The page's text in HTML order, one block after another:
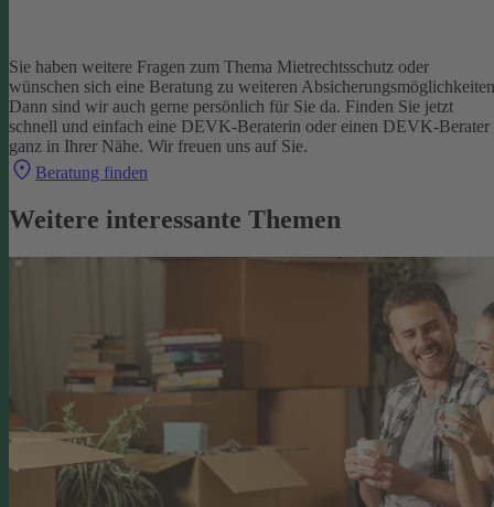
Sie haben weitere Fragen zum Thema Mietrechtsschutz oder
wünschen sich eine Beratung zu weiteren
Dann sind wir auch gerne persönlich für Sie da. Finden Sie jetzt
schnell und einfach eine DEVK-Beraterin oder einen DEVK-Berater
ganz in Ihrer Nähe. Wir freuen uns auf Sie.
Beratung finden
Weitere interessante Themen